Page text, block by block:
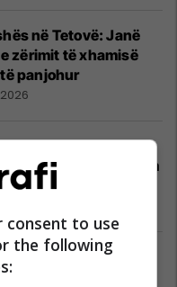
në Tetovë: Janë
zërimit të xhamisë
panjohur
është dita kur
zemrat tona, të falim
të forcojmë lidhjet
Bekim Sali tha se
është e cunguar
consent to use
the following